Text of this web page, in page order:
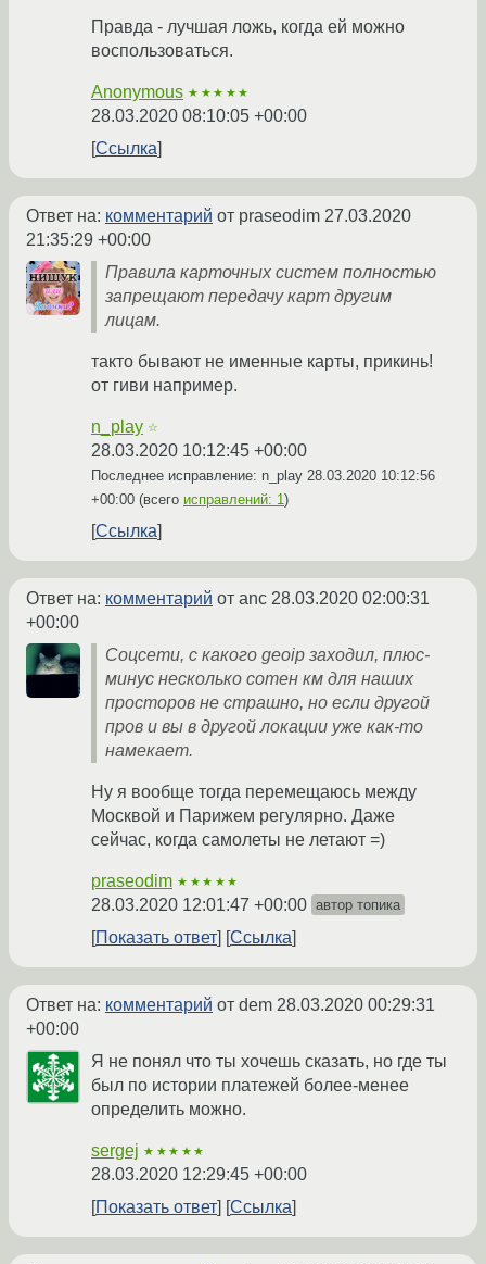
Правда - лучшая ложь, когда ей можно
воспользоваться.
Anonymous ★★★★★
28.03.2020 08:10:05 +00:00
Ссылка
Ответ на: комментарий от praseodim 27.03.2020
21:35:29 +00:00
Правила карточных систем полностью
запрещают передачу карт другим
лицам.
такто бывают не именные карты, прикинь!
от гиви например.
n_play ☆
28.03.2020 10:12:45 +00:00
Последнее исправление: n_play 28.03.2020 10:12:56
+00:00 (всего исправлений: 1)
Ссылка
Ответ на: комментарий от anc 28.03.2020 02:00:31
+00:00
Соцсети, с какого geoip заходил, плюс-
минус несколько сотен км для наших
просторов не страшно, но если другой
пров и вы в другой локации уже как-то
намекает.
Ну я вообще тогда перемещаюсь между
Москвой и Парижем регулярно. Даже
сейчас, когда самолеты не летают =)
praseodim ★★★★★
28.03.2020 12:01:47 +00:00 автор топика
Показать ответ Ссылка
Ответ на: комментарий от dem 28.03.2020 00:29:31
+00:00
Я не понял что ты хочешь сказать, но где ты
был по истории платежей более-менее
определить можно.
sergej ★★★★★
28.03.2020 12:29:45 +00:00
Показать ответ
Ссылка